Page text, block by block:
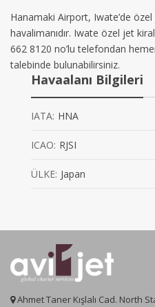
Hanamaki Airport, Iwate’de özel
havalimanıdır. Iwate özel jet
662 8120 no’lu telefondan
talebinde bulunabilirsiniz.
Havaalanı Bilgileri
IATA: HNA
ICAO: RJSI
ÜLKE: Japan
Ahmet Taner Kışlalı Cad. North